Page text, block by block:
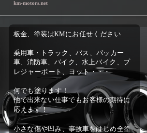
km-motors.net
板金、塗装はKMにお任せください
乗用車・トラック、バス、パッカー
車、消防車、バイク、水上バイク、プ
レジャーボート、ヨット・・・
何でも塗ります！
他で出来ない仕事でもお客様の期待に
応えます！
小さな傷や凹み、事故車をはじめ全塗